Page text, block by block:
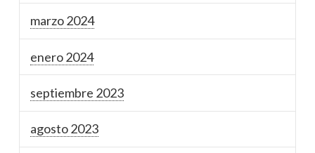
marzo 2024
enero 2024
septiembre 2023
agosto 2023